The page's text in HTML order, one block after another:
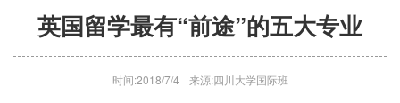
英国留学最有“前途”的五大专业
时间:2018/7/4 来源:四川大学国际班